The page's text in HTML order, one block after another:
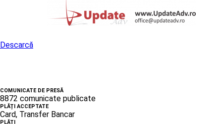
Descarcă
COMUNICATE DE PRESĂ
8872 comunicate publicate
PLĂȚI ACCEPTATE
Card, Transfer Bancar
PLĂȚI